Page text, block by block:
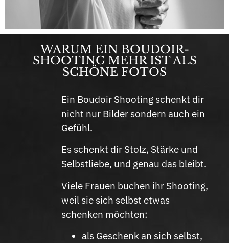
Ein Boudoir Shooting schenkt dir
nicht nur Bilder sondern auch ein
Gefühl.
Es schenkt dir Stolz, Stärke und
Selbstliebe, und genau das bleibt.
Viele Frauen buchen ihr Shooting,
weil sie sich selbst etwas
schenken möchten:
als Geschenk an sich selbst,
WARUM EIN BOUDOIR-
SHOOTING MEHR IST ALS
SCHÖNE FOTOS